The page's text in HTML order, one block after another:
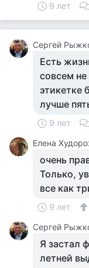
9 лет
Сергей
Есть
совсем
этикетке
лучше
9 лет
Елена
очень
Только,
все как
9 лет
Сергей
Я застал
летней